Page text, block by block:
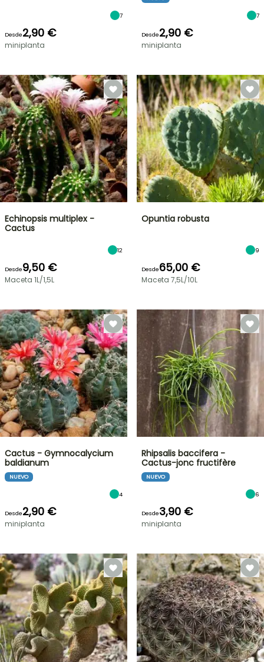
7
Desde2,90 €
miniplanta
7
Desde2,90 €
miniplanta
Echinopsis multiplex -
Cactus
12
Desde9,50 €
Maceta 1L/1,5L
Opuntia robusta
9
Desde65,00 €
Maceta 7,5L/10L
Cactus - Gymnocalycium
baldianum
NUEVO
4
Desde2,90 €
miniplanta
Rhipsalis baccifera -
Cactus-jonc fructifère
NUEVO
6
Desde3,90 €
miniplanta